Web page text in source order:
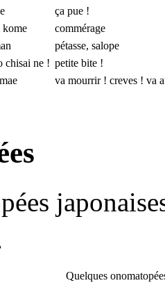
ça pue !
commérage
pétasse, salope
chisai ne ! petite bite !
va mourrir ! creves ! va
Quelques